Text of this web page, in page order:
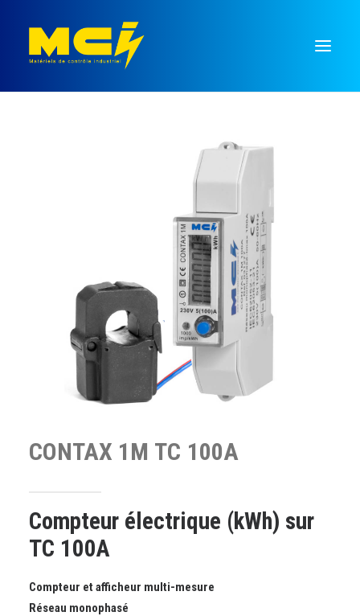
Régulation
Commutation
Signalisation
Monnayeurs
Recherche
CONTAX 1M TC 100A
Compteur électrique (kWh) sur
TC 100A
Compteur et afficheur multi-mesure
Réseau monophasé